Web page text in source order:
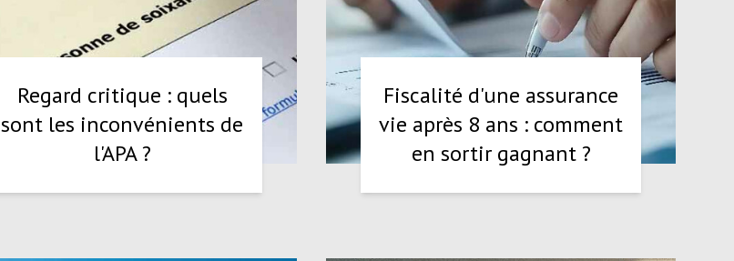
Regard critique : quels
sont les inconvénients de
l'APA ?
Fiscalité d'une assurance
vie après 8 ans : comment
en sortir gagnant ?